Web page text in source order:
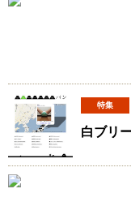
特集
白ブリ